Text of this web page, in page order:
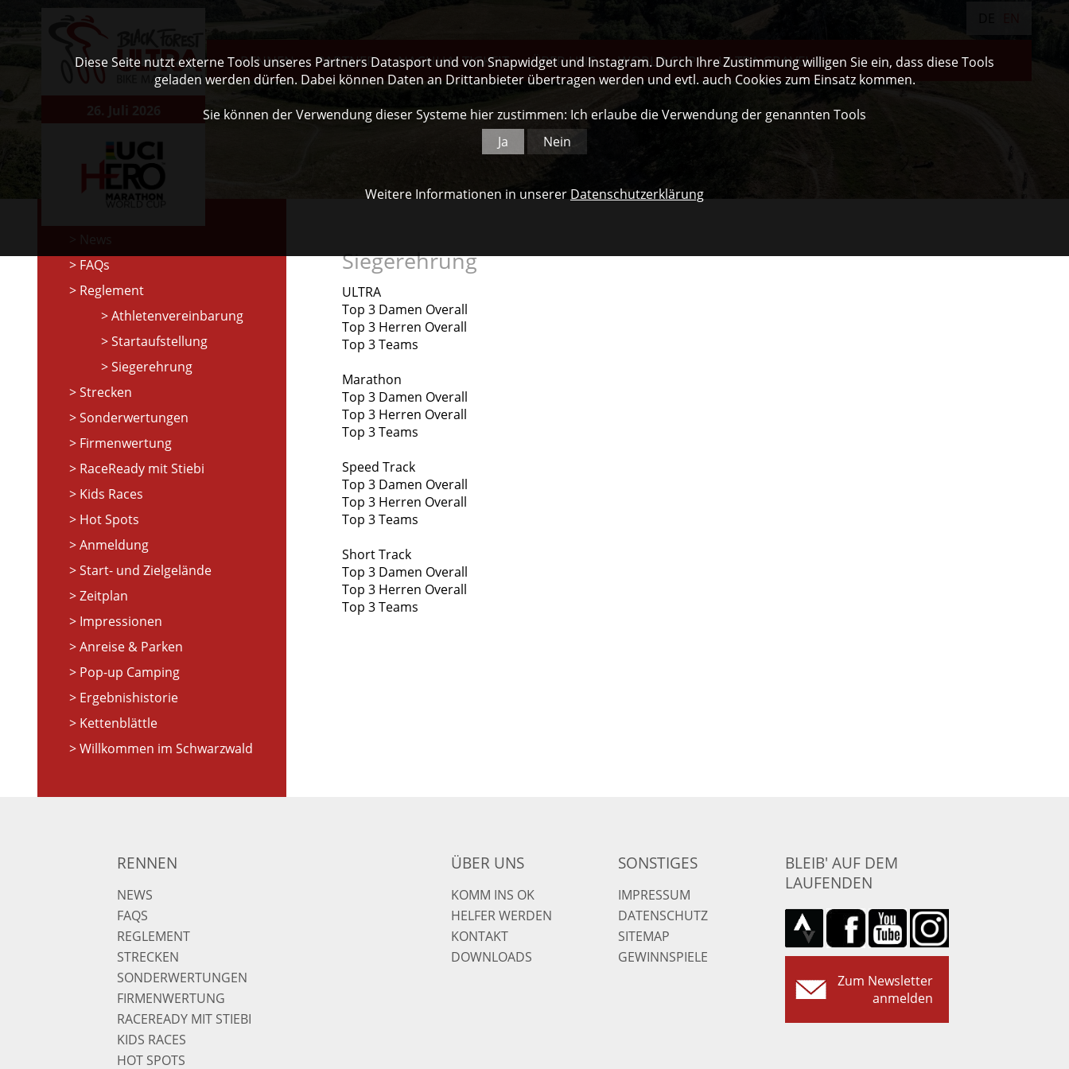
RENNEN PARTNER NACHHALTIGKEIT ÜBER UNS WORLD CUP ULTRA GRAVEL
FAQs
Reglement
Athletenvereinbarung
Startaufstellung
Siegerehrung
Strecken
Sonderwertungen
Firmenwertung
RaceReady mit Stiebi
Kids Races
Hot Spots
Anmeldung
Start- und Zielgelände
Zeitplan
Impressionen
Anreise & Parken
Pop-up Camping
Ergebnishistorie
Kettenblättle
Willkommen im Schwarzwald
Siegerehrung
ULTRA
Top 3 Damen Overall
Top 3 Herren Overall
Top 3 Teams
Marathon
Top 3 Damen Overall
Top 3 Herren Overall
Top 3 Teams
Speed Track
Top 3 Damen Overall
Top 3 Herren Overall
Top 3 Teams
Short Track
Top 3 Damen Overall
Top 3 Herren Overall
Top 3 Teams
RENNEN
NEWS
FAQS
REGLEMENT
STRECKEN
SONDERWERTUNGEN
FIRMENWERTUNG
RACEREADY MIT STIEBI
KIDS RACES
HOT SPOTS
ÜBER UNS
KOMM INS OK
HELFER WERDEN
KONTAKT
DOWNLOADS
SONSTIGES
IMPRESSUM
DATENSCHUTZ
SITEMAP
GEWINNSPIELE
BLEIB' AUF DEM
LAUFENDEN
Zum Newsletter
anmelden
Diese Seite nutzt externe Tools unseres Partners Datasport und von Snapwidget und Instagram. Durch Ihre Zustimmung willigen Sie ein, dass diese Tools
geladen werden dürfen. Dabei können Daten an Drittanbieter übertragen werden und evtl. auch Cookies zum Einsatz kommen.
Sie können der Verwendung dieser Systeme hier zustimmen: Ich erlaube die Verwendung der genannten Tools
Ja
Nein
Weitere Informationen in unserer Datenschutzerklärung